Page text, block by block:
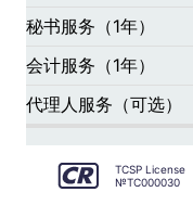
秘书服务（1年）
会计服务（1年）
代理人服务（可选）
TCSP License
№TC000030